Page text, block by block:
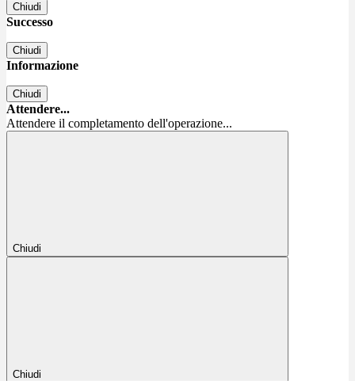
Chiudi
Successo
Chiudi
Informazione
Chiudi
Attendere...
Attendere il completamento dell'operazione...
Chiudi
Chiudi